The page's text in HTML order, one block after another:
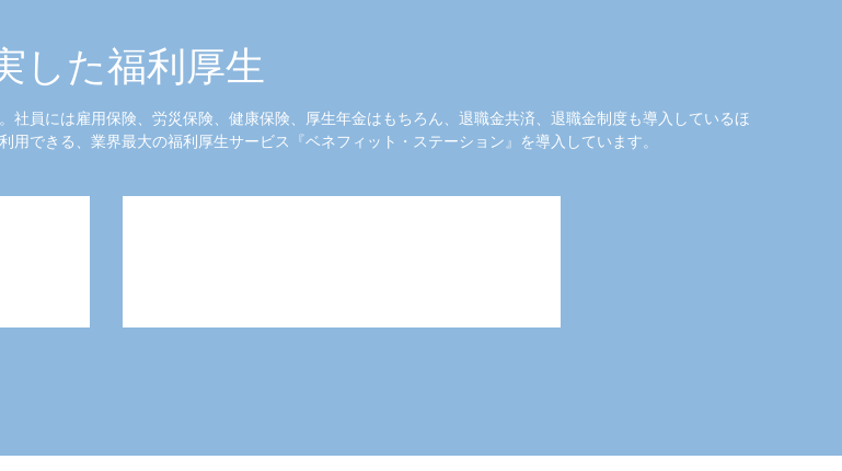
した福利厚生
員には雇用保険、労災保険、健康保険、厚生年金はもちろん、退職金共済、退職金制度も導入しているほ
できる、業界最大の福利厚生サービス『ベネフィット・ステーション』を導入しています。